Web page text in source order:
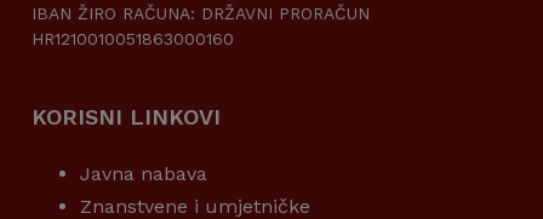
IBAN ŽIRO RAČUNA: DRŽAVNI PRORAČUN
HR1210010051863000160
KORISNI LINKOVI
Javna nabava
Znanstvene i umjetničke